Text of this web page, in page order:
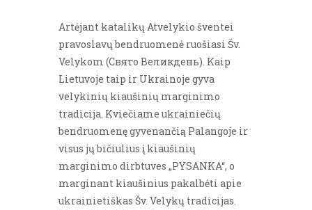
Artėjant katalikų Atvelykio šventei
pravoslavų bendruomenė ruošiasi Šv.
Velykom (Cвято Великдень). Kaip
Lietuvoje taip ir Ukrainoje gyva
velykinių kiaušinių marginimo
tradicija. Kviečiame ukrainiečių
bendruomenę gyvenančią Palangoje ir
visus jų bičiulius į kiaušinių
marginimo dirbtuves „PYSANKA“, o
marginant kiaušinius pakalbėti apie
ukrainietiškas Šv. Velykų tradicijas.